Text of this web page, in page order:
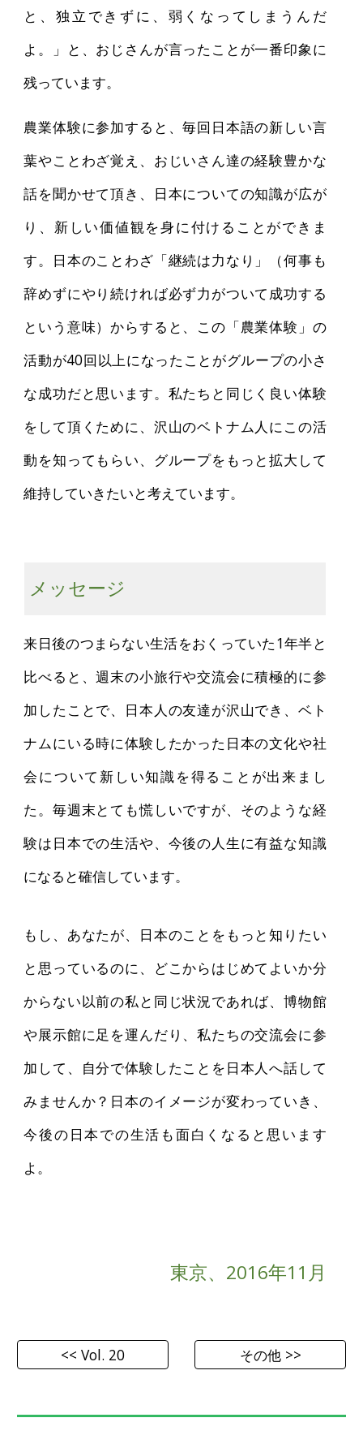
と、独立できずに、弱くなってしまうんだ
よ。」と、おじさんが言ったことが一番印象に
残っています。
農業体験に参加すると、毎回日本語の新しい言
葉やことわざ覚え、おじいさん達の経験豊かな
話を聞かせて頂き、日本についての知識が広が
り、新しい価値観を身に付けることができま
す。日本のことわざ「継続は力なり」（何事も
辞めずにやり続ければ必ず力がついて成功する
という意味）からすると、この「農業体験」の
活動が40回以上になったことがグループの小さ
な成功だと思います。私たちと同じく良い体験
をして頂くために、沢山のベトナム人にこの活
動を知ってもらい、グループをもっと拡大して
維持していきたいと考えています。
メッセージ
来日後のつまらない生活をおくっていた1年半と
比べると、週末の小旅行や交流会に積極的に参
加したことで、日本人の友達が沢山でき、ベト
ナムにいる時に体験したかった日本の文化や社
会について新しい知識を得ることが出来まし
た。毎週末とても慌しいですが、そのような経
験は日本での生活や、今後の人生に有益な知識
になると確信しています。
もし、あなたが、日本のことをもっと知りたい
と思っているのに、どこからはじめてよいか分
からない以前の私と同じ状況であれば、博物館
や展示館に足を運んだり、私たちの交流会に参
加して、自分で体験したことを日本人へ話して
みませんか？日本のイメージが変わっていき、
今後の日本での生活も面白くなると思います
よ。
東京、2016年11月
<< Vol. 20 その他 >>